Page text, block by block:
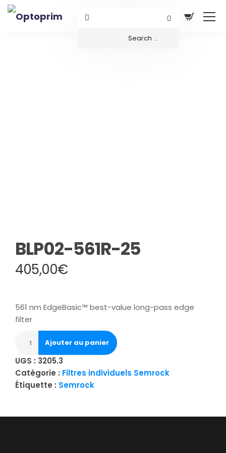
BLP02-561R-25
405,00€
561 nm EdgeBasic™ best-value long-pass edge
filter
Ajouter au panier
UGS : 3205.3
Catégorie : Filtres individuels Semrock
Étiquette : Semrock